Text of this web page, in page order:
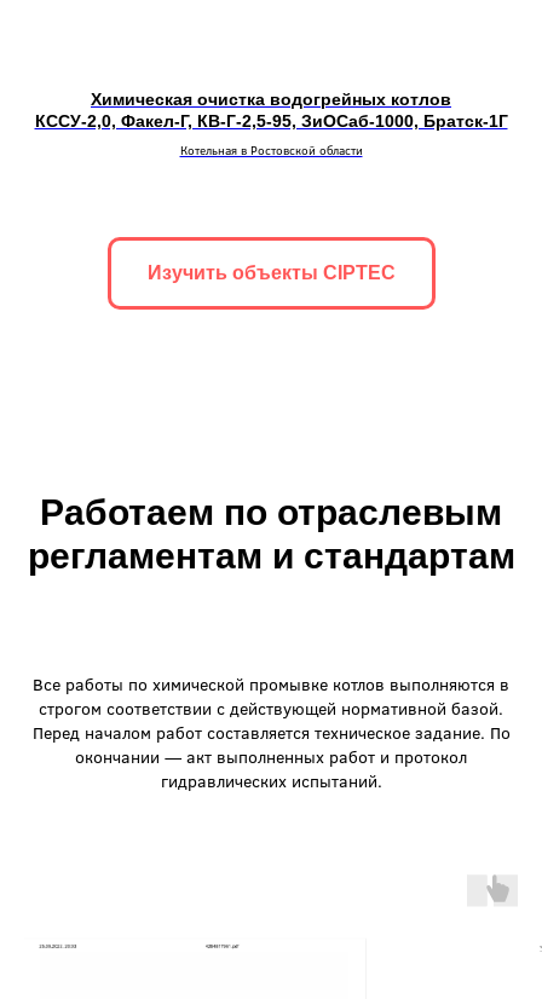
Химическая очистка водогрейных котлов
КССУ-2,0, Факел-Г, КВ-Г-2,5-95, ЗиОСаб-1000, Братск-1Г
Котельная в Ростовской области
Изучить объекты CIPTEC
Работаем по отраслевым
регламентам и стандартам
Все работы по химической промывке котлов выполняются в
строгом соответствии с действующей нормативной базой.
Перед началом работ составляется техническое задание. По
окончании — акт выполненных работ и протокол
гидравлических испытаний.